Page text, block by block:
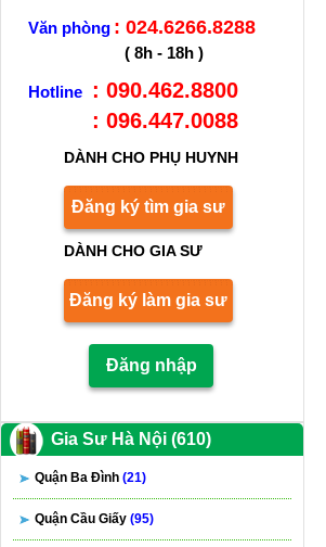
Văn phòng : 024.6266.8288
( 8h - 18h )
Hotline
: 090.462.8800
: 096.447.0088
DÀNH CHO PHỤ HUYNH
Đăng ký tìm gia sư
DÀNH CHO GIA SƯ
Đăng ký làm gia sư
Đăng nhập
Gia Sư Hà Nội (610)
Quận Ba Đình (21)
Quận Cầu Giấy (95)